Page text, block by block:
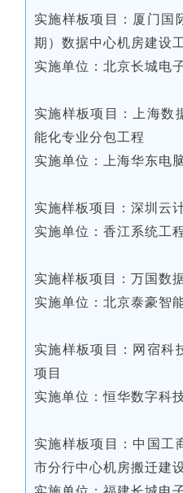
实施样板项目：厦门国
期）数据中心机房建设
实施单位：北京长城电
实施样板项目：上海数
能化专业分包工程
实施单位：上海华东电
实施样板项目：深圳云
实施单位：香江系统工
实施样板项目：万国数
实施单位：北京泰豪智
实施样板项目：网宿科
项目
实施单位：恒华数字科
实施样板项目：中国工
市分行中心机房搬迁建